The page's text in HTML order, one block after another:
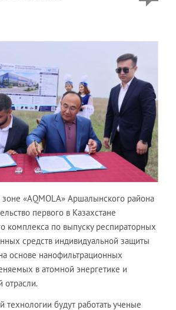
«AQMOLA» Аршалынского района
первого в Казахстане
комплекса по выпуску респираторных
средств индивидуальной защиты
основе нанофильтрационных
в атомной энергетике и
отрасли.
будут работать ученые